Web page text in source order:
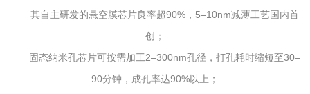
其自主研发的悬空膜芯片良率超90%，5–10nm减薄工艺国内首
创；
固态纳米孔芯片可按需加工2–300nm孔径，打孔耗时缩短至30–
90分钟，成孔率达90%以上；